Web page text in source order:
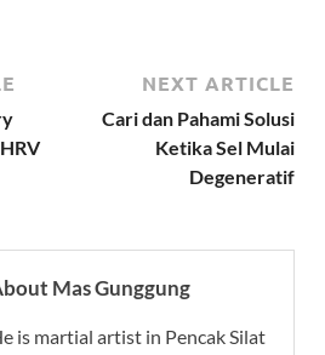
NEXT ARTICLE
Cari dan Pahami Solusi
Ketika Sel Mulai
Degeneratif
Mas Gunggung
is martial artist in Pencak Silat